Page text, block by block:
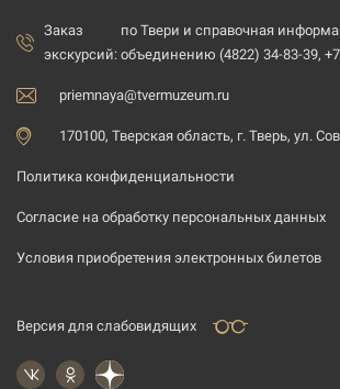
Заказ
экскурсий:
по Твери и справочная
объединению (4822) 34-83-39,
priemnaya@tvermuzeum.ru
170100, Тверская область, г. Тверь, ул.
Политика конфиденциальности
Согласие на обработку персональных данных
Условия приобретения электронных билетов
Версия для слабовидящих